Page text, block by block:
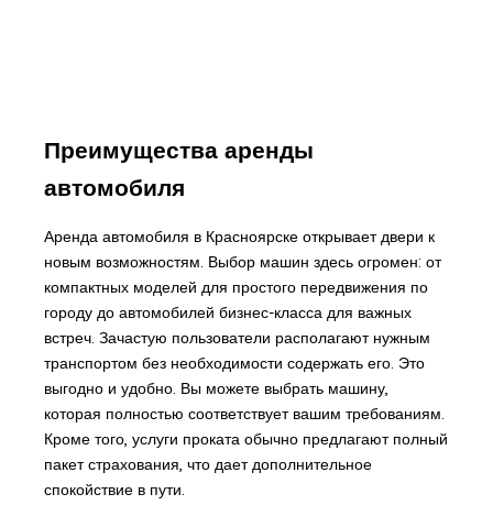
Преимущества аренды
автомобиля
Аренда автомобиля в Красноярске открывает двери к
новым возможностям. Выбор машин здесь огромен: от
компактных моделей для простого передвижения по
городу до автомобилей бизнес-класса для важных
встреч. Зачастую пользователи располагают нужным
транспортом без необходимости содержать его. Это
выгодно и удобно. Вы можете выбрать машину,
которая полностью соответствует вашим требованиям.
Кроме того, услуги проката обычно предлагают полный
пакет страхования, что дает дополнительное
спокойствие в пути.